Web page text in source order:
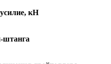
кН
штанга